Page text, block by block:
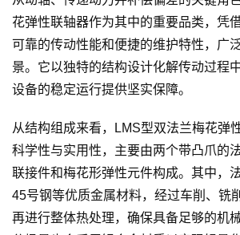
花弹性联轴器作为其中的重要品类，凭
可靠的传动性能和便捷的维护特性，广
景。它以独特的结构设计化解传动过程
设备的稳定运行提供坚实保障。
从结构组成来看，LMS型双法兰梅花弹
科学性与实用性，主要由两个带凸爪的
联接件和梅花形弹性元件构成。其中，
45号钢等优质金属材料，经过车削、铣
再进行整体热处理，确保具备足够的机